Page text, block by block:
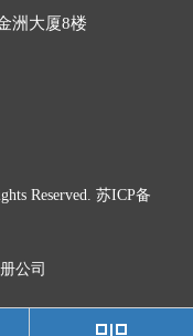
洲大厦8楼
Reserved. 苏ICP备
公司